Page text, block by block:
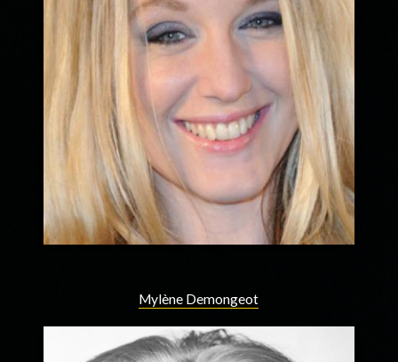
Mylène Demongeot